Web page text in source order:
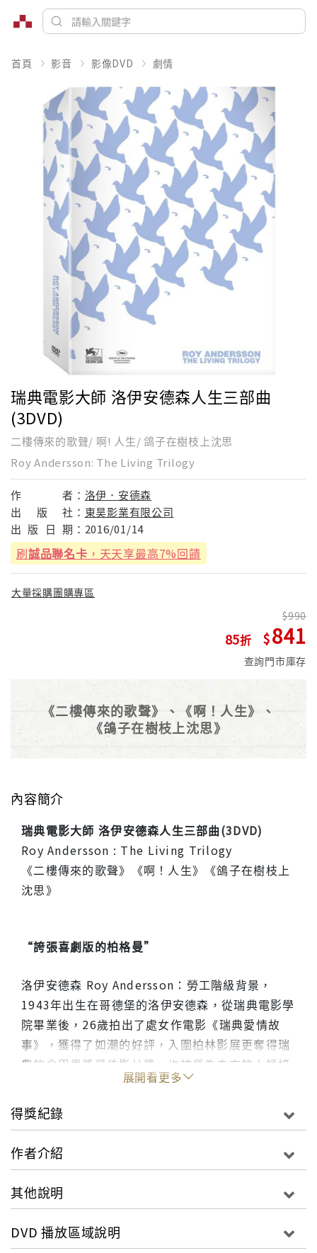
首頁 影音 影像DVD 劇情
瑞典電影大師 洛伊安德森人生三部曲
(3DVD)
二樓傳來的歌聲/ 啊! 人生/ 鴿子在樹枝上沈思
Roy Andersson: The Living Trilogy
作 者： 洛伊．安德森
出
版 社： 東昊影業有限公司
出 版 日 期： 2016/01/14
刷誠品聯名卡 ，天天享最高7%回饋
大量採購團購專區
85
990
841
查詢門市庫存
《二樓傳來的歌聲》、《啊！人生》、
《鴿子在樹枝上沈思》
內容簡介
瑞典電影大師 洛伊安德森人生三部曲(3DVD)
Roy Andersson : The Living Trilogy
《二樓傳來的歌聲》《啊！人生》《鴿子在樹枝上
沈思》
“誇張喜劇版的柏格曼”
洛伊安德森 Roy Andersson：勞工階級背景，
1943年出生在哥德堡的洛伊安德森，從瑞典電影學
院畢業後，26歲拍出了處女作電影《瑞典愛情故
事》，獲得了如潮的好評，入圍柏林影展更奪得瑞
典的金甲蟲獎最佳影片獎，也被譽為未來的大師接
班人，然而第二部作品《旅店怪咖》的失利讓他轉
成了廣告導演，執導超過400部廣告和兩部短片，
而在千禧年，他的人生三部曲序曲《二樓傳來的歌
聲》的風光，重新替洛伊安德森拾回了全球對他的
回憶，拿到坎城影展評審團獎及第二座金甲蟲最佳
影片。七年後的二部曲《啊！人生》，更是再度讓
他拿到第三座金甲蟲最佳影片，該片更讓他在美國
影壇跟評論界獲得極大的推崇。而2014年，他終於
推出了人生三部曲最終篇《鴿子在樹枝上沈思》，
展開看更多
得獎紀錄
作者介紹
其他說明
DVD 播放區域說明